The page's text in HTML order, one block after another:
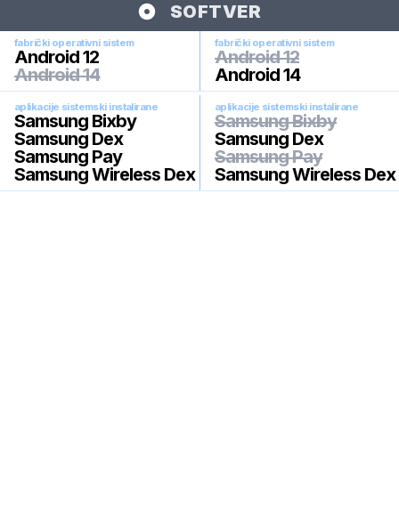
SOFTVER
fabrički operativni sistem
Android 12
Android 14
fabrički operativni sistem
Android 12
Android 14
aplikacije sistemski instalirane
Samsung Bixby
Samsung Dex
Samsung Pay
Samsung Wireless Dex
aplikacije sistemski instalirane
Samsung Bixby
Samsung Dex
Samsung Pay
Samsung Wireless Dex